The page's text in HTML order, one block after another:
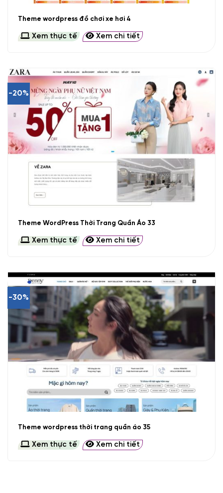
Theme wordpress đồ chơi xe hơi 4
Xem thực tế Xem chi tiết
-20%
Theme WordPress Thời Trang Quần Áo 33
Xem thực tế Xem chi tiết
-30%
Theme wordpress thời trang quần áo 35
Xem thực tế Xem chi tiết